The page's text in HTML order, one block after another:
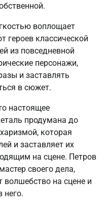
воплощает
героев классической
из повседневной
персонажи,
и заставлять
в сюжет.
настоящее
продумана до
которая
и заставляет их
на сцене. Петров
своего дела,
волшебство на сцене и
него.